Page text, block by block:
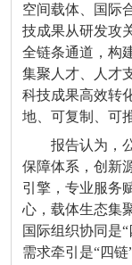
空间载体、国际
技成果从研发攻
全链条通道，构
集聚人才、人才
科技成果高效转
地、可复制、可
报告认为，
保障体系，创新
引擎，专业服务
心，载体生态集
国际组织协同是
需求牵引是“四